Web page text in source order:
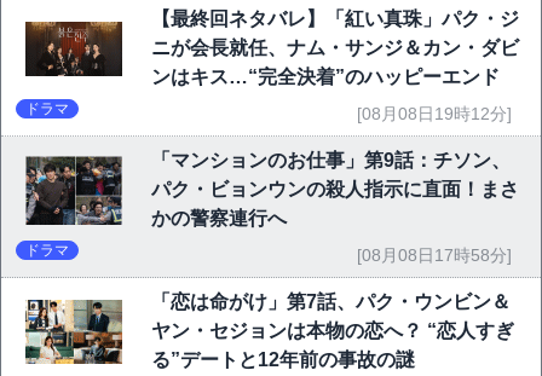
【最終回ネタバレ】「紅い真珠」パク・ジ
ニが会長就任、ナム・サンジ＆カン・ダビ
ンはキス…“完全決着”のハッピーエンド
ドラマ [08月08日19時12分]
「マンションのお仕事」第9話：チソン、
パク・ビョンウンの殺人指示に直面！まさ
かの警察連行へ
ドラマ [08月08日17時58分]
「恋は命がけ」第7話、パク・ウンビン＆
ヤン・セジョンは本物の恋へ？ “恋人すぎ
る”デートと12年前の事故の謎